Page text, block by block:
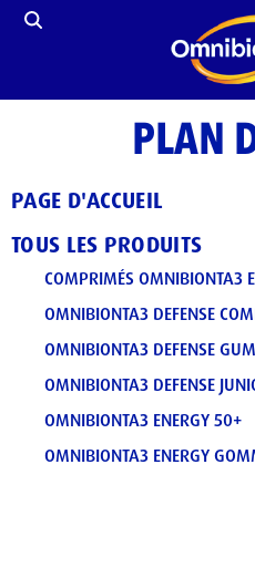
PLAN
PAGE D'ACCUEIL
TOUS LES PRODUITS
COMPRIMÉS OMNIBIONTA3
OMNIBIONTA3 DEFENSE
OMNIBIONTA3 DEFENSE
OMNIBIONTA3 DEFENSE
OMNIBIONTA3 ENERGY 50+
OMNIBIONTA3 ENERGY